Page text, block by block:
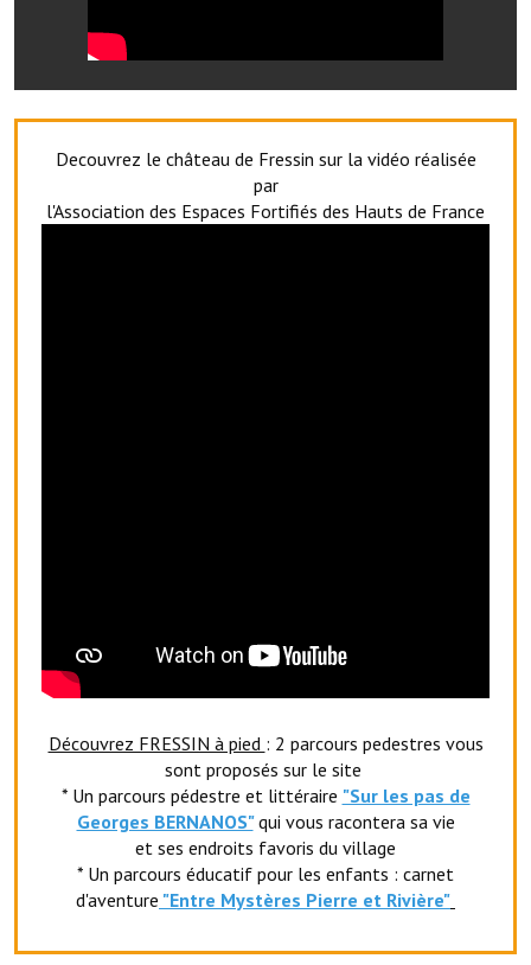
Salle Georges Delépine
L'association des anciens combattants
L'US Crequy Fressin
La société de chasse
Decouvrez le château de Fressin sur la vidéo réalisée
par
l'Association des Espaces Fortifiés des Hauts de France
Découvrez FRESSIN à pied : 2 parcours pedestres vous
sont proposés sur le site
* Un parcours pédestre et littéraire "Sur les pas de
Georges BERNANOS" qui vous racontera sa vie
et ses endroits favoris du village
* Un parcours éducatif pour les enfants : carnet
d'aventure "Entre Mystères Pierre et Rivière"